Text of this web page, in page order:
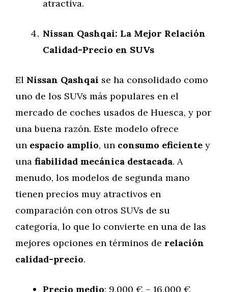
atractiva.
Nissan Qashqai: La Mejor Relación
Calidad-Precio en SUVs
El Nissan Qashqai se ha consolidado como
uno de los SUVs más populares en el
mercado de coches usados de Huesca, y por
una buena razón. Este modelo ofrece
un espacio amplio, un consumo eficiente y
una fiabilidad mecánica destacada. A
menudo, los modelos de segunda mano
tienen precios muy atractivos en
comparación con otros SUVs de su
categoría, lo que lo convierte en una de las
mejores opciones en términos de relación
calidad-precio.
Precio medio: 9,000 € – 16,000 €